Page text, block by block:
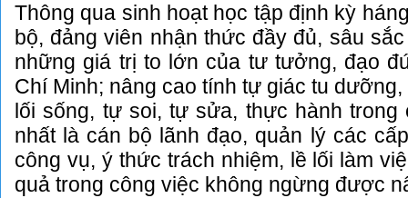
Thông qua sinh hoạt học tập định kỳ
bộ, đảng viên nhận thức đầy đủ, sâu
những giá trị to lớn của tư tưởng, đạo
Chí Minh; nâng cao tính tự giác tu
lối sống, tự soi, tự sửa, thực hành trong
nhất là cán bộ lãnh đạo, quản lý các
công vụ, ý thức trách nhiệm, lề lối làm
quả trong công việc không ngừng được